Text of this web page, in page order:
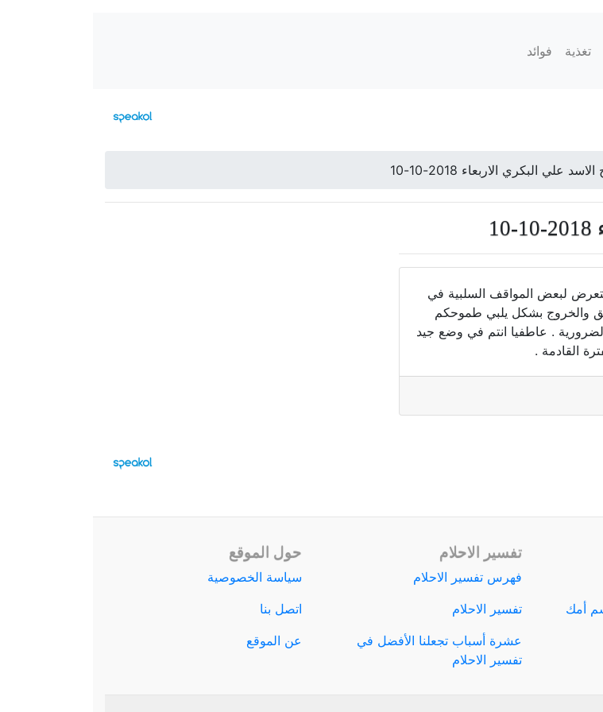
تغذية فوائد
علي البكري الاربعاء 2018-10-10
لبعض المواقف السلبية في
والخروج بشكل يلبي طموحكم
. عاطفيا انتم في وضع جيد
القادمة .
أمك
تفسير الاحلام
فهرس تفسير الاحلام
تفسير الاحلام
عشرة أسباب تجعلنا الأفضل في
تفسير الاحلام
حول الموقع
سياسة الخصوصية
اتصل بنا
عن الموقع